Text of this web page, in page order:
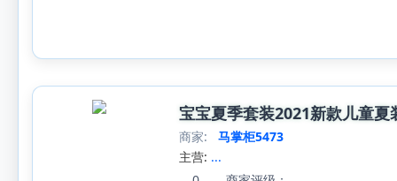
宝宝夏季套装2021新款儿童
商家:
马掌柜5473
主营: ...